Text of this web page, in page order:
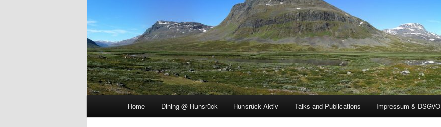
Home Dining @ Hunsrück Hunsrück Aktiv Talks and Publications Impressum & DSGVO